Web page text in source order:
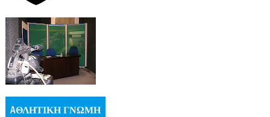
AΘΛΗΤΙΚΗ ΓΝΩΜΗ